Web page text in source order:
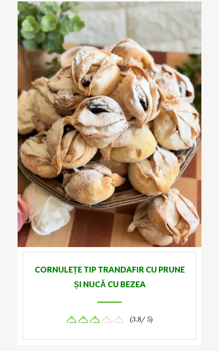
CORNULEȚE TIP TRANDAFIR CU PRUNE
ȘI NUCĂ CU BEZEA
(3.8/ 5)